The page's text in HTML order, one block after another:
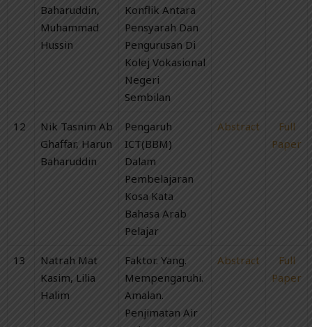
Baharuddin,
Muhammad
Hussin
Konflik Antara
Pensyarah Dan
Pengurusan Di
Kolej Vokasional
Negeri
Sembilan
12
Nik Tasnim Ab
Ghaffar, Harun
Baharuddin
Pengaruh
ICT(BBM)
Dalam
Pembelajaran
Kosa Kata
Bahasa Arab
Pelajar
Abstract
Full
Paper
13
Natrah Mat
Kasim, Lilia
Halim
Faktor. Yang.
Mempengaruhi.
Amalan.
Penjimatan Air
Abstract
Full
Paper